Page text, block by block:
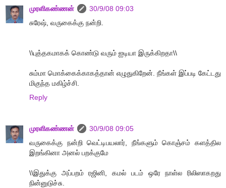
முரளிகண்ணன்
30/9/08 09:03
சுரேஷ், வருகைக்கு நன்றி.
\\புத்தகமாகக் கொண்டு வரும் ஐடியா இருக்கிறதா\\
சும்மா மொக்கைக்காகத்தான் எழுதுகிறேன். நீங்கள் இப்படி கேட்டது
மிகுந்த மகிழ்ச்சி.
Reply
முரளிகண்ணன்
30/9/08 09:05
வருகைக்கு நன்றி வெட்டிபயலார், நீங்களும் கொஞ்சம் களத்தில
இறங்கினா அனல் பறக்குமே
\\இதுக்கு அப்பறம் ரஜினி, கமல் படம் ஒரே நாள்ல ரிலிஸாகறது
நின்னுடுச்சு.